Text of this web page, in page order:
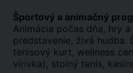
Športový a animačný
Animácia počas dňa, hry
predstavenie, živá hudba.
tenisový kurt, wellness
vírivka), stolný tenis,